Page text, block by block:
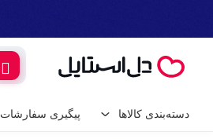
دسته‌بندی کالاها پیگیری سفارشات